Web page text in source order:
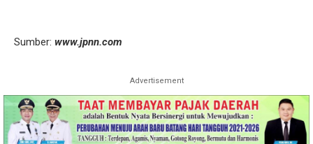
Sumber: www.jpnn.com
Advertisement